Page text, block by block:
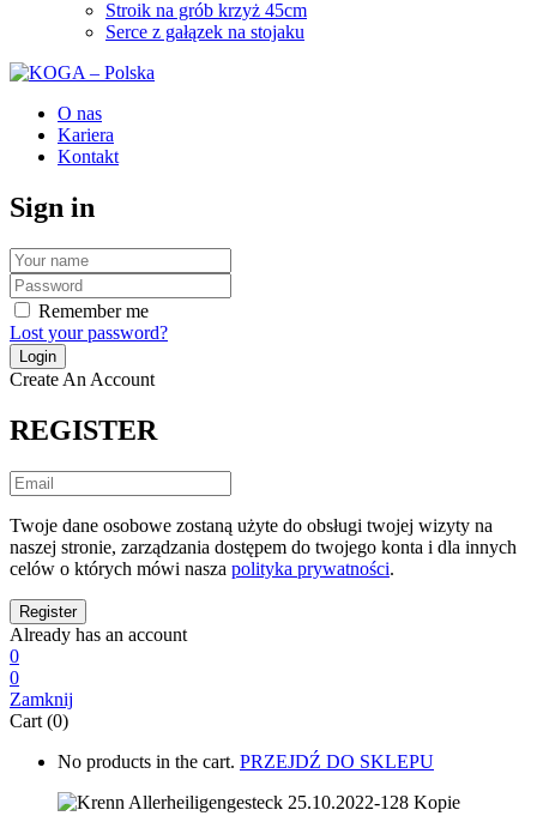
Stroik na grób krzyż 45cm
Serce z gałązek na stojaku
O nas
Kariera
Kontakt
Sign in
Remember me
Lost your password?
Create An Account
REGISTER
Twoje dane osobowe zostaną użyte do obsługi twojej wizyty na
naszej stronie, zarządzania dostępem do twojego konta i dla innych
celów o których mówi nasza polityka prywatności.
Already has an account
0
0
Zamknij
Cart (0)
No products in the cart. PRZEJDŹ DO SKLEPU